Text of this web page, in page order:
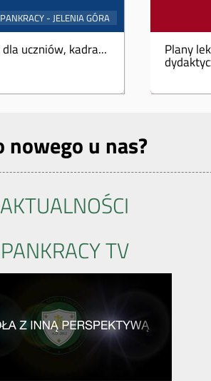
uczniów, kadra... Plany
nowego u nas?
AKTUALNOŚCI
PANKRACY TV